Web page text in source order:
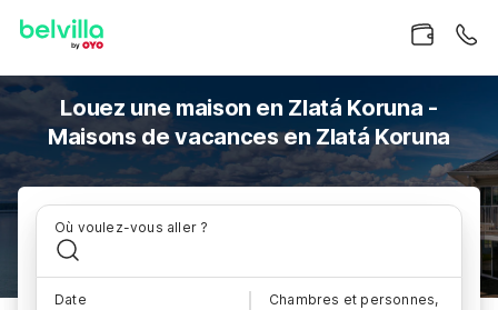
Louez une maison en Zlatá Koruna -
Maisons de vacances en Zlatá Koruna
Où voulez-vous aller ?
Date Chambres et personnes,